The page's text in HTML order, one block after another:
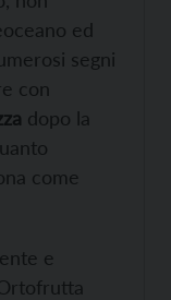
ed
segni
con
dopo la
come
e